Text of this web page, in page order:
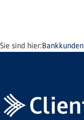
Sie sind hier:Bankkunden